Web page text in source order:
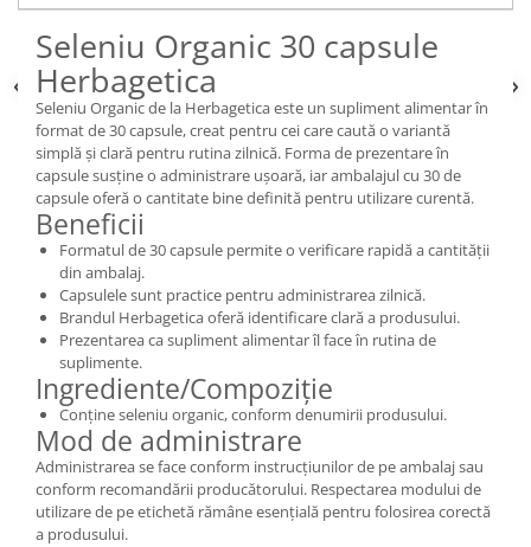
Seleniu Organic 30 capsule
Herbagetica
Seleniu Organic de la Herbagetica este un supliment alimentar în
format de 30 capsule, creat pentru cei care caută o variantă
simplă și clară pentru rutina zilnică. Forma de prezentare în
capsule susține o administrare ușoară, iar ambalajul cu 30 de
capsule oferă o cantitate bine definită pentru utilizare curentă.
Beneficii
Formatul de 30 capsule permite o verificare rapidă a cantității
din ambalaj.
Capsulele sunt practice pentru administrarea zilnică.
Brandul Herbagetica oferă identificare clară a produsului.
Prezentarea ca supliment alimentar îl face în rutina de
suplimente.
Ingrediente/Compoziție
Conține seleniu organic, conform denumirii produsului.
Mod de administrare
Administrarea se face conform instrucțiunilor de pe ambalaj sau
conform recomandării producătorului. Respectarea modului de
utilizare de pe etichetă rămâne esențială pentru folosirea corectă
a produsului.